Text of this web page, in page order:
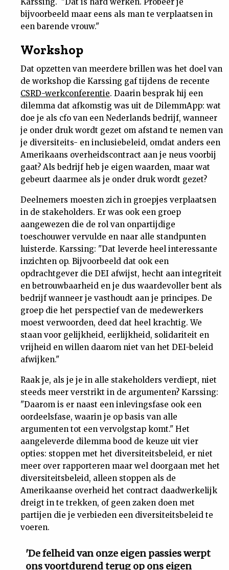
bijvoorbeeld maar eens als man te verplaatsen in
een barende vrouw."
Workshop
Dat opzetten van meerdere brillen was het doel van
de workshop die Karssing gaf tijdens de recente
CSRD-werkconferentie. Daarin besprak hij een
dilemma dat afkomstig was uit de DilemmApp: wat
doe je als cfo van een Nederlands bedrijf, wanneer
je onder druk wordt gezet om afstand te nemen van
je diversiteits- en inclusiebeleid, omdat anders een
Amerikaans overheidscontract aan je neus voorbij
gaat? Als bedrijf heb je eigen waarden, maar wat
gebeurt daarmee als je onder druk wordt gezet?
Deelnemers moesten zich in groepjes verplaatsen
in de stakeholders. Er was ook een groep
aangewezen die de rol van onpartijdige
toeschouwer vervulde en naar alle standpunten
luisterde. Karssing: "Dat leverde heel interessante
inzichten op. Bijvoorbeeld dat ook een
opdrachtgever die DEI afwijst, hecht aan integriteit
en betrouwbaarheid en je dus waardevoller bent als
bedrijf wanneer je vasthoudt aan je principes. De
groep die het perspectief van de medewerkers
moest verwoorden, deed dat heel krachtig. We
staan voor gelijkheid, eerlijkheid, solidariteit en
vrijheid en willen daarom niet van het DEI-beleid
afwijken."
Raak je, als je je in alle stakeholders verdiept, niet
steeds meer verstrikt in de argumenten? Karssing:
"Daarom is er naast een inlevingsfase ook een
oordeelsfase, waarin je op basis van alle
argumenten tot een vervolgstap komt." Het
aangeleverde dilemma bood de keuze uit vier
opties: stoppen met het diversiteitsbeleid, er niet
meer over rapporteren maar wel doorgaan met het
diversiteitsbeleid, alleen stoppen als de
Amerikaanse overheid het contract daadwerkelijk
dreigt in te trekken, of geen zaken doen met
partijen die je verbieden een diversiteitsbeleid te
voeren.
'De felheid van onze eigen passies werpt
ons voortdurend terug op ons eigen